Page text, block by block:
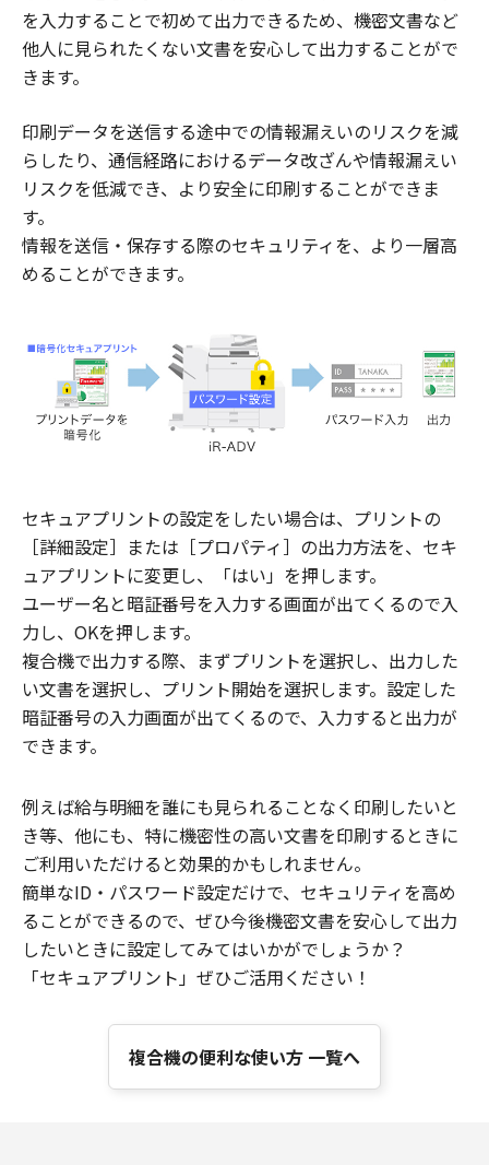
を入力することで初めて出力できるため、機密文書など
他人に見られたくない文書を安心して出力することがで
きます。
印刷データを送信する途中での情報漏えいのリスクを減
らしたり、通信経路におけるデータ改ざんや情報漏えい
リスクを低減でき、より安全に印刷することができま
す。
情報を送信・保存する際のセキュリティを、より一層高
めることができます。
セキュアプリントの設定をしたい場合は、プリントの
［詳細設定］または［プロパティ］の出力方法を、セキ
ュアプリントに変更し、「はい」を押します。
ユーザー名と暗証番号を入力する画面が出てくるので入
力し、OKを押します。
複合機で出力する際、まずプリントを選択し、出力した
い文書を選択し、プリント開始を選択します。設定した
暗証番号の入力画面が出てくるので、入力すると出力が
できます。
例えば給与明細を誰にも見られることなく印刷したいと
き等、他にも、特に機密性の高い文書を印刷するときに
ご利用いただけると効果的かもしれません。
簡単なID・パスワード設定だけで、セキュリティを高め
ることができるので、ぜひ今後機密文書を安心して出力
したいときに設定してみてはいかがでしょうか？
「セキュアプリント」ぜひご活用ください！
複合機の便利な使い方 一覧へ